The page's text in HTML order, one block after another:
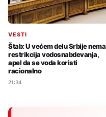
VESTI
Štab: U većem delu Srbije nema
restrikcija vodosnabdevanja,
apel da se voda koristi
racionalno
21:34